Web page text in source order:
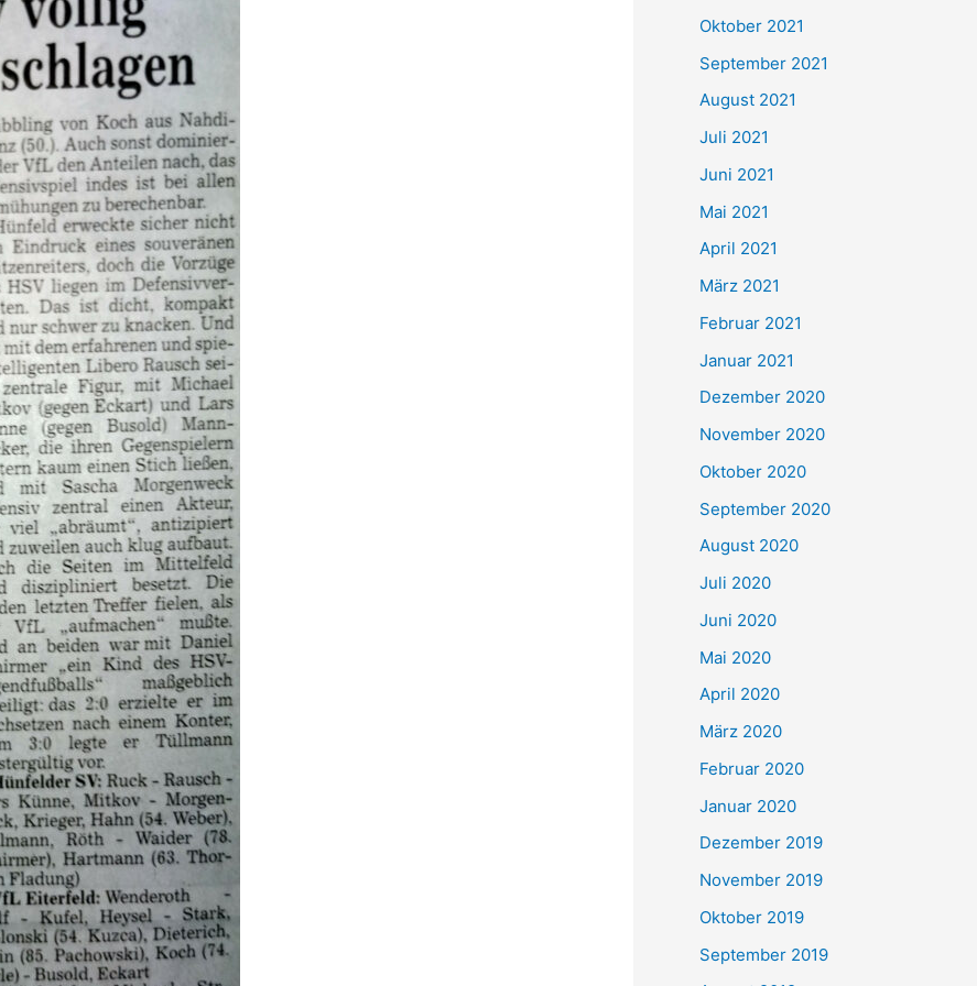
e
n
h
:
Oktober 2021
September 2021
August 2021
Juli 2021
Juni 2021
Mai 2021
April 2021
März 2021
Februar 2021
Januar 2021
Dezember 2020
November 2020
Oktober 2020
September 2020
August 2020
Juli 2020
Juni 2020
Mai 2020
April 2020
März 2020
Februar 2020
Januar 2020
Dezember 2019
November 2019
Oktober 2019
September 2019